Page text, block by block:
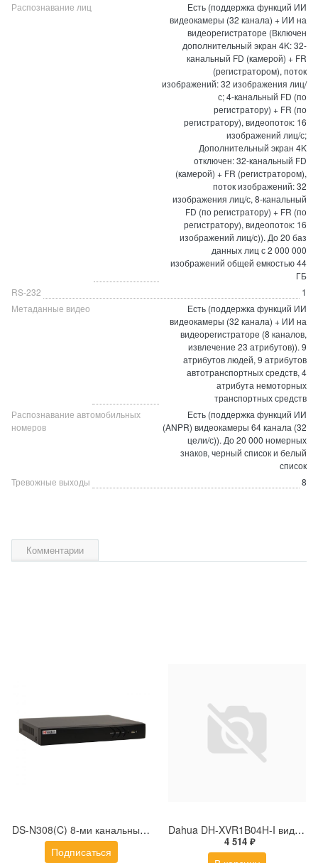
Распознавание лиц
Есть (поддержка функций ИИ
видеокамеры (32 канала) + ИИ на
видеорегистраторе (Включен
дополнительный экран 4K: 32-
канальный FD (камерой) + FR
(регистратором), поток
изображений: 32 изображения лиц/
с; 4-канальный FD (по
регистратору) + FR (по
регистратору), видеопоток: 16
изображений лиц/с;
Дополнительный экран 4K
отключен: 32-канальный FD
(камерой) + FR (регистратором),
поток изображений: 32
изображения лиц/с, 8-канальный
FD (по регистратору) + FR (по
регистратору), видеопоток: 16
изображений лиц/с)). До 20 баз
данных лиц с 2 000 000
изображений общей емкостью 44
ГБ
RS-232
1
Метаданные видео
Есть (поддержка функций ИИ
видеокамеры (32 канала) + ИИ на
видеорегистраторе (8 каналов,
извлечение 23 атрибутов)). 9
атрибутов людей, 9 атрибутов
автотранспортных средств, 4
атрибута немоторных
транспортных средств
Распознавание автомобильных
номеров
Есть (поддержка функций ИИ
(ANPR) видеокамеры 64 канала (32
цели/с)). До 20 000 номерных
знаков, черный список и белый
список
Тревожные выходы
8
Комментарии
DS-N308(C) 8-ми канальный IP-регистратор до 8Мп
Подписаться
Dahua DH-XVR1B04H-I видеорегистратор
4 514 ₽